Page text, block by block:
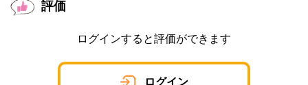
評価
ログインすると評価ができます
ログイン